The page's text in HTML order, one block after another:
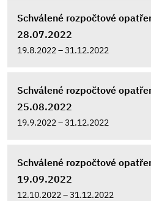
Schválené rozpočtové
28.07.2022
19.8.2022 – 31.12.2022
Schválené rozpočtové
25.08.2022
19.9.2022 – 31.12.2022
Schválené rozpočtové
19.09.2022
12.10.2022 – 31.12.2022